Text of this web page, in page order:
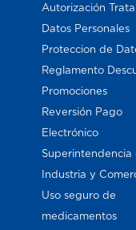
Autorización
Datos Personales
Proteccion de
Reglamento
Promociones
Reversión Pago
Electrónico
Superintendencia
Industria y
Uso seguro de
medicamentos